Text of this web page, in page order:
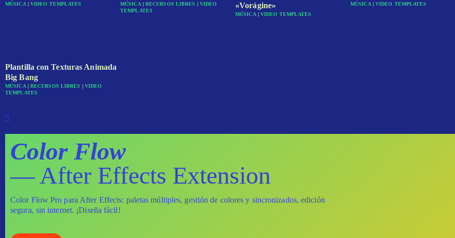
MÚSICA| VIDEO TEMPLATES MÚSICA| RECURSOS LIBRES | VIDEO
TEMPLATES
«Vorágine»
MÚSICA| VIDEO TEMPLATES
MÚSICA| VIDEO TEMPLATES
Plantilla con Texturas Animada
Big Bang
MÚSICA| RECURSOS LIBRES | VIDEO
TEMPLATES
Color Flow
— After Effects Extension
Color Flow Pro para After Effects: paletas múltiples, gestión de colores y sincronizados, edición
segura, sin internet. ¡Diseña fácil!